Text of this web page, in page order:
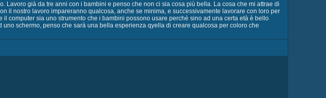
Lavoro già da tre anni con i bambini e penso che non ci sia cosa più bella. La cosa che mi attrae di
il nostro lavoro impareranno qualcosa, anche se minima, e successivamente lavorare con loro per
computer sia uno strumento che i bambini possono usare perchè sino ad una certa età è bello
schermo, penso che sarà una bella esperienza qyella di creare qualcosa per coloro che